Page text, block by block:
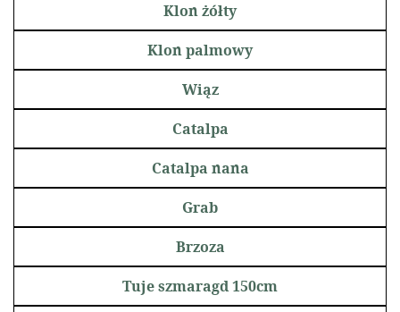
Klon żółty
Klon palmowy
Wiąz
Catalpa
Catalpa nana
Grab
Brzoza
Tuje szmaragd 150cm